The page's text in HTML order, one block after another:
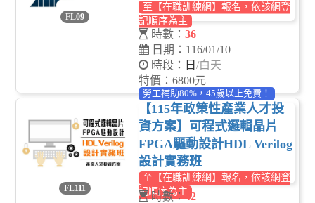
FL09
至【在職訓練網】報名，依該網登
記順序為主
時數： 36
日期：116/01/10
時段：
日 /白天
特價：6800元
FL111
勞工補助80%，45歲以上免費！
【115年政策性產業人才投
資方案】可程式邏輯晶片
FPGA驅動設計HDL Verilog
設計實務班
至【在職訓練網】報名，依該網登
記順序為主
時數：42